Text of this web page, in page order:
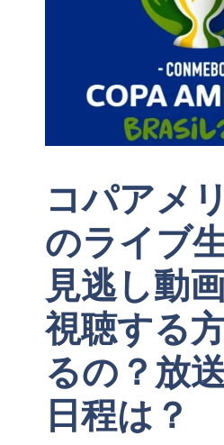
コパアメ
のライブ
見逃し動
視聴する
るの？放
日程は？